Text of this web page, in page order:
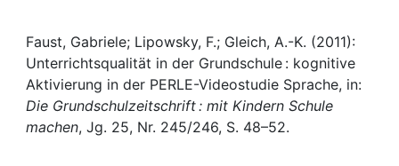
Awards
My FIS
Help
Faust, Gabriele; Lipowsky, F.; Gleich, A.-K. (2011):
Unterrichtsqualität in der Grundschule : kognitive
Aktivierung in der PERLE-Videostudie Sprache, in:
Die Grundschulzeitschrift : mit Kindern Schule
machen, Jg. 25, Nr. 245/246, S. 48–52.